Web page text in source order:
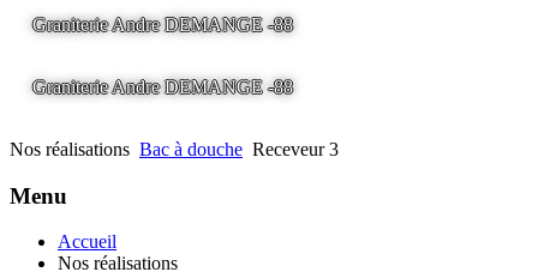
Graniterie Andre DEMANGE -88
Graniterie Andre DEMANGE -88
Nos réalisations Bac à douche Receveur 3
Menu
Accueil
Nos réalisations